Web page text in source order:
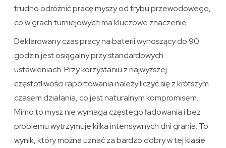
trudno odróżnić pracę myszy od trybu przewodowego,
co w grach turniejowych ma kluczowe znaczenie.
Deklarowany czas pracy na baterii wynoszący do 90
godzin jest osiągalny przy standardowych
ustawieniach. Przy korzystaniu z najwyższej
częstotliwości raportowania należy liczyć się z krótszym
czasem działania, co jest naturalnym kompromisem.
Mimo to mysz nie wymaga częstego ładowania i bez
problemu wytrzymuje kilka intensywnych dni grania. To
wynik, który można uznać za bardzo dobry w tej klasie